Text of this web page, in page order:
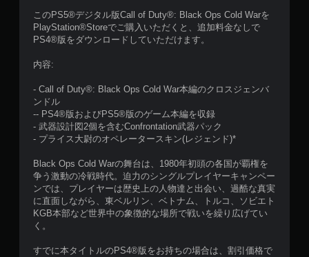
このPS5®デジタル版Call of Duty®: Black Ops Cold Warを
PlayStation®Storeでご購入いただくと、追加料金なしで
PS4®版をダウンロードしていただけます。
内容:
- Call of Duty®: Black Ops Cold War本編のクロスジェンバ
ンドル
-- PS4®版およびPS5®版のゲーム本編を収録
- 武器設計図2個を含むConfrontation武器パック
- プライス大尉のオペレータースキン(レジェンド)*
Black Ops Cold Warの舞台は、1980年初頭の各国が覇権を
争う激動の冷戦時代。迫力のシングルプレイヤーキャンペー
ンでは、プレイヤーは歴史上の人物達と出会い、過酷な真実
に直面しながら、東ベルリン、ベトナム、トルコ、ソビエト
KGB本部など世界中の象徴的な場所で戦いを繰り広げてい
く。
すでに本タイトルのPS4®版をお持ちの場合は、割引価格で